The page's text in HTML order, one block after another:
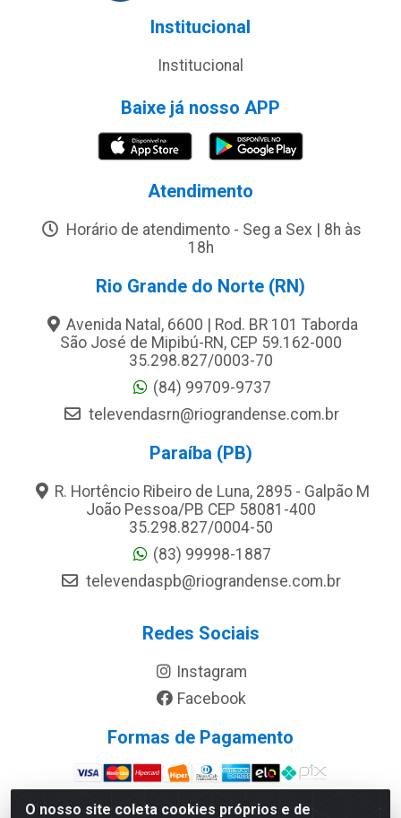
O nosso site coleta cookies próprios e de
Institucional
Institucional
Baixe já nosso APP
Atendimento
Horário de atendimento - Seg a Sex | 8h às
18h
Rio Grande do Norte (RN)
Avenida Natal, 6600 | Rod. BR 101 Taborda
São José de Mipibú-RN, CEP 59.162-000
35.298.827/0003-70
(84) 99709-9737
televendasrn@riograndense.com.br
Paraíba (PB)
R. Hortêncio Ribeiro de Luna, 2895 - Galpão M
João Pessoa/PB CEP 58081-400
35.298.827/0004-50
(83) 99998-1887
televendaspb@riograndense.com.br
Redes Sociais
Instagram
Facebook
Formas de Pagamento
Site Seguro